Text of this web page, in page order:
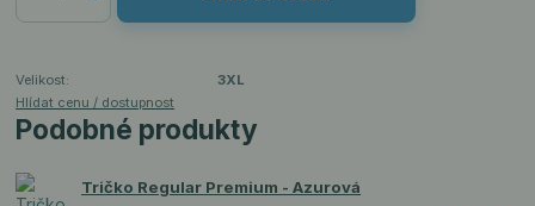
Velikost:
3XL
Hlídat cenu / dostupnost
Podobné produkty
Tričko Regular Premium - Azurová